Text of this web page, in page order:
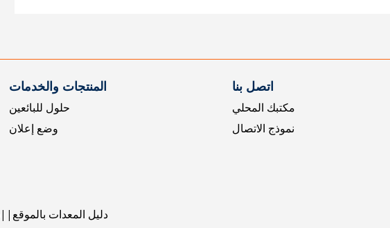
المنتجات والخدمات
حلول للبائعين
وضع إعلان
اتصل بنا
مكتبك المحلي
نموذج الاتصال
دليل المعدات بالموقع